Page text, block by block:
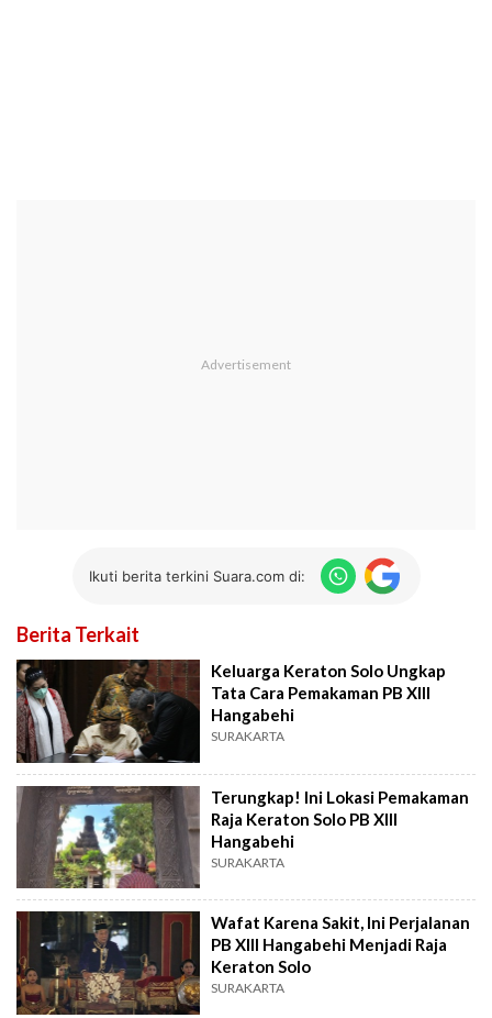
Ikuti berita terkini Suara.com di:
Berita Terkait
Keluarga Keraton Solo Ungkap
Tata Cara Pemakaman PB XIII
Hangabehi
SURAKARTA
Terungkap! Ini Lokasi Pemakaman
Raja Keraton Solo PB XIII
Hangabehi
SURAKARTA
Wafat Karena Sakit, Ini Perjalanan
PB XIII Hangabehi Menjadi Raja
Keraton Solo
SURAKARTA